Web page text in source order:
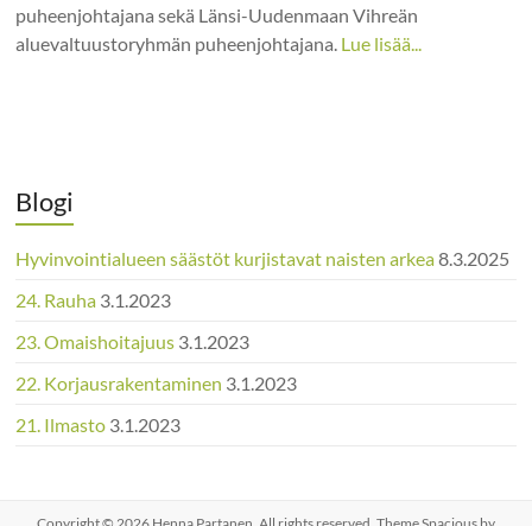
puheenjohtajana sekä Länsi-Uudenmaan Vihreän
aluevaltuustoryhmän puheenjohtajana. Lue lisää...
Blogi
Hyvinvointialueen säästöt kurjistavat naisten arkea8.3.2025
24. Rauha 3.1.2023
23. Omaishoitajuus 3.1.2023
22. Korjausrakentaminen 3.1.2023
21. Ilmasto 3.1.2023